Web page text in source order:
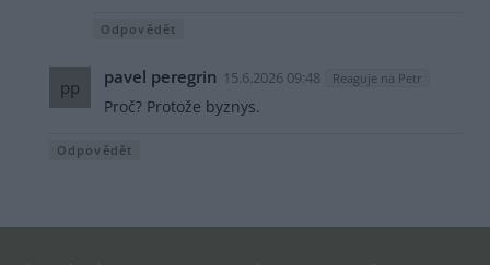
Odpovědět
pp pavel peregrin 15.6.2026 09:48 Reaguje na Petr
Proč? Protože byznys.
Odpovědět